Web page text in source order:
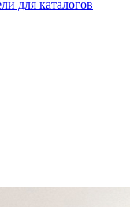
для каталогов